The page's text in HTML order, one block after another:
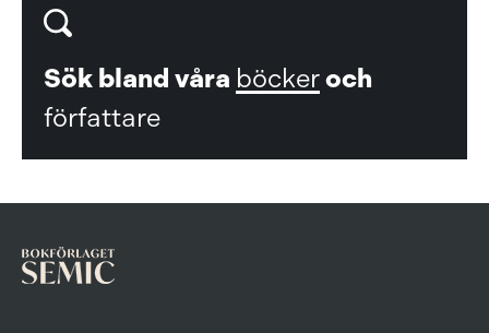
Sök bland våra böckeroch
författare